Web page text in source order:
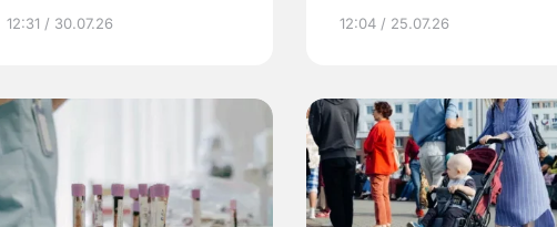
12:31 / 30.07.26 12:04 / 25.07.26